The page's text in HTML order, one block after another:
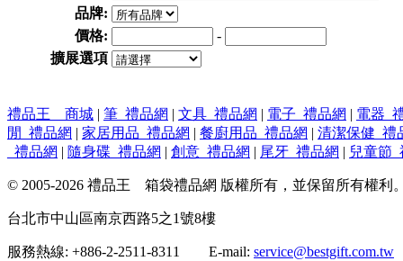
品牌:
價格:
-
擴展選項
禮品王 商城 | 筆_禮品網 | 文具_禮品網 | 電子_禮品網 | 電器_
閒_禮品網 | 家居用品_禮品網 | 餐廚用品_禮品網 | 清潔保健_禮
_禮品網 | 隨身碟_禮品網 | 創意_禮品網 | 尾牙_禮品網 | 兒童節
© 2005-2026 禮品王 箱袋禮品網 版權所有，並保留所有權利
台北市中山區南京西路5之1號8樓
服務熱線: +886-2-2511-8311 E-mail: service@bestgift.com.tw